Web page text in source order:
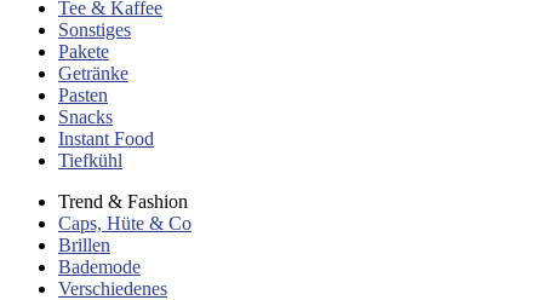
Tee & Kaffee
Sonstiges
Pakete
Getränke
Pasten
Snacks
Instant Food
Tiefkühl
Trend & Fashion
Caps, Hüte & Co
Brillen
Bademode
Verschiedenes